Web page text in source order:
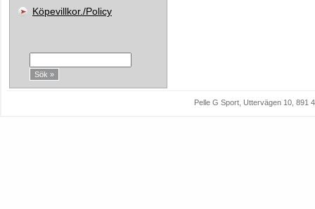
Köpevillkor./Policy
Pelle G Sport, Uttervägen 10, 891